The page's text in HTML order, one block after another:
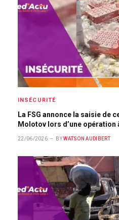
INSÉCURITÉ
La FSG annonce la saisie de
Molotov lors d’une opération
22/06/2026 BY WATSON AUDIBERT